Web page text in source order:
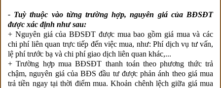
- Tuỳ thuộc vào từng trường hợp, nguyên giá của BĐSĐT
được xác định như sau:
+ Nguyên giá của BĐSĐT được mua bao gồm giá mua và các
chi phí liên quan trực tiếp đến việc mua, như: Phí dịch vụ tư vấn,
lệ phí trước bạ và chi phí giao dịch liên quan khác,...
+ Trường hợp mua BĐSĐT thanh toán theo phương thức trả
chậm, nguyên giá của BĐS đầu tư được phản ánh theo giá mua
trả tiền ngay tại thời điểm mua. Khoản chênh lệch giữa giá mua